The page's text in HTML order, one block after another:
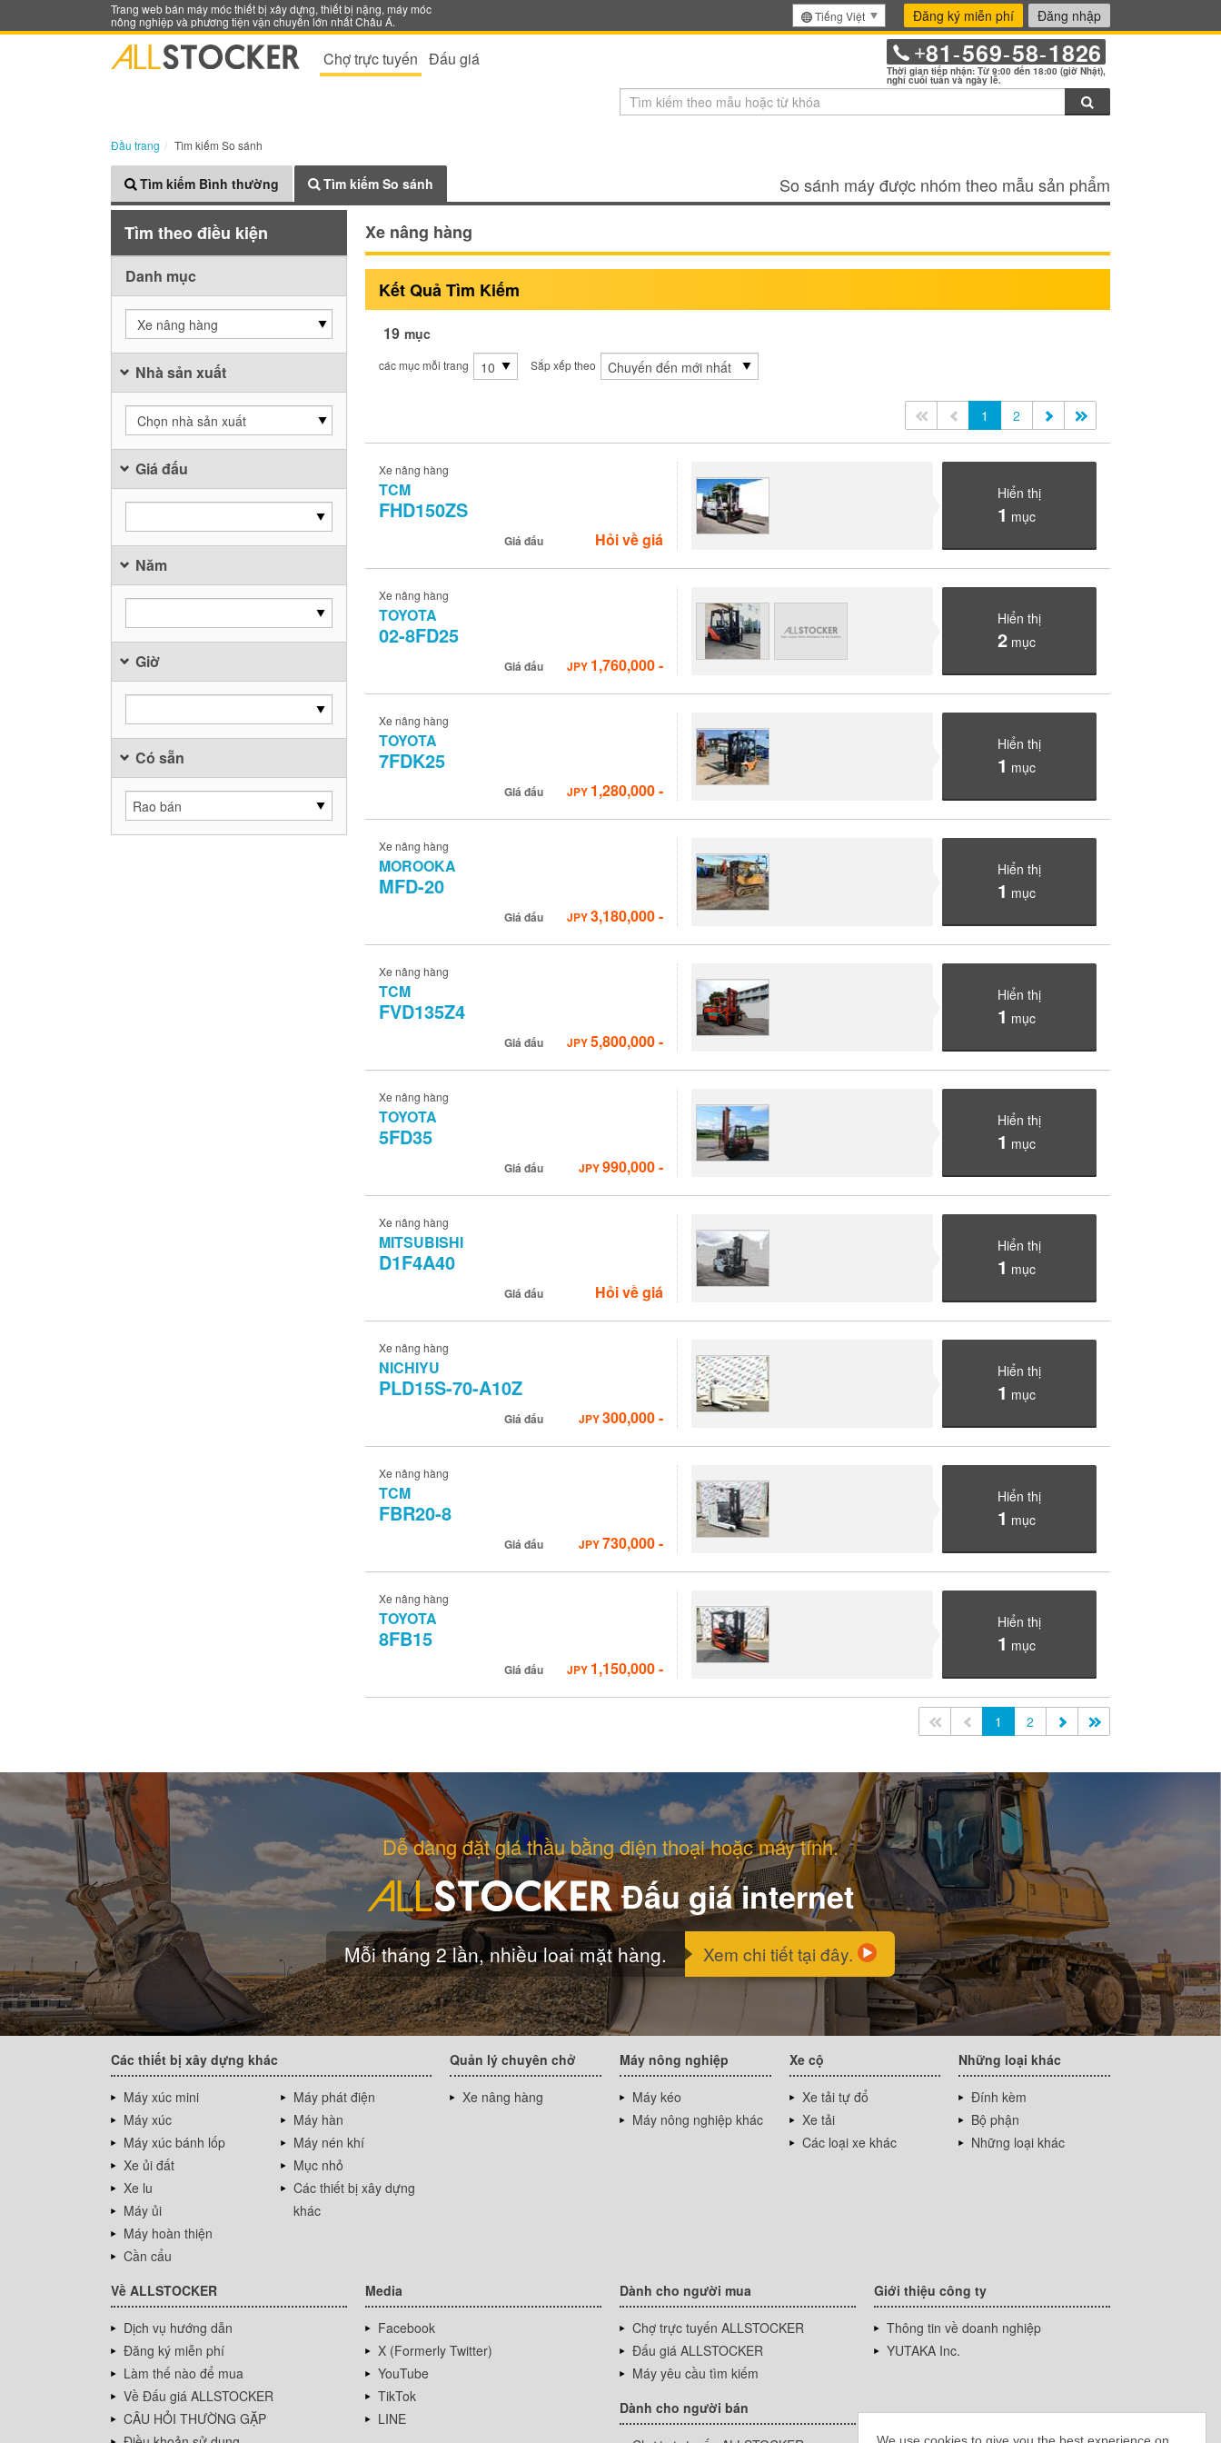
We use cookies to give you the best experience on
Trang web bán máy móc thiết bị xây dựng, thiết bị nặng, máy móc
nông nghiệp và phương tiện vận chuyển lớn nhất Châu Á.
Tiếng Việt Đăng ký miễn phí Đăng nhập
Chợ trực tuyến Đấu giá +81 -569-58-1826
Thời gian tiếp nhận: Từ 9:00 đến 18:00 (giờ Nhật),
nghỉ cuối tuần và ngày lễ.
Đầu trang Tìm kiếm So sánh
Tìm kiếm Bình thường Tìm kiếm So sánh So sánh máy được nhóm theo mẫu sản phẩm
Tìm theo điều kiện
Danh mục
Xe nâng hàng
Nhà sản xuất
Chọn nhà sản xuất
Giá đấu
Năm
Giờ
Có sẵn
Xe nâng hàng
Kết Quả Tìm Kiếm
19 mục
các mục mỗi trang Sắp xếp theo
<< 1 2
Xe nâng hàng
TCM
FHD150ZS
Giá đấu Hỏi về giá
Hiển thị
1 mục
Xe nâng hàng
TOYOTA
02-8FD25
Giá đấu JPY 1,760,000-
Hiển thị
2 mục
Xe nâng hàng
TOYOTA
7FDK25
Giá đấu JPY 1,280,000-
Hiển thị
1 mục
Xe nâng hàng
MOROOKA
MFD-20
Giá đấu JPY3,180,000-
Hiển thị
1 mục
Xe nâng hàng
TCM
FVD135Z4
Giá đấu JPY5,800,000-
Hiển thị
1 mục
Xe nâng hàng
TOYOTA
5FD35
Giá đấu JPY990,000-
Hiển thị
1 mục
Xe nâng hàng
MITSUBISHI
D1F4A40
Giá đấu Hỏi về giá
Hiển thị
1 mục
Xe nâng hàng
NICHIYU
PLD15S-70-A10Z
Giá đấu JPY300,000-
Hiển thị
1 mục
Xe nâng hàng
TCM
FBR20-8
Giá đấu JPY730,000-
Hiển thị
1 mục
Xe nâng hàng
TOYOTA
8FB15
Giá đấu JPY 1,150,000-
Hiển thị
1 mục
<< 1 2
Dễ dàng đặt giá thầu bằng điện thoại hoặc máy tính.
Đấu giá internet
Mỗi tháng 2 lần, nhiều loai mặt hàng. Xem chi tiết tại đây.
Các thiết bị xây dựng khác
Máy xúc mini
Máy xúc
Máy xúc bánh lốp
Xe ủi đất
Xe lu
Máy ủi
Máy hoàn thiện
Cần cẩu
Máy phát điện
Máy hàn
Máy nén khí
Mục nhỏ
Các thiết bị xây dựng
khác
Quản lý chuyên chở
Xe nâng hàng
Máy nông nghiệp
Máy kéo
Máy nông nghiệp khác
Xe cộ
Xe tải tự đổ
Xe tải
Các loại xe khác
Những loại khác
Đính kèm
Bộ phận
Những loại khác
Về ALLSTOCKER
Dịch vụ hướng dẫn
Đăng ký miễn phí
Làm thế nào để mua
Về Đấu giá ALLSTOCKER
CÂU HỎI THƯỜNG GẶP
Media
Facebook
X (Formerly Twitter)
YouTube
TikTok
LINE
Dành cho người mua
Chợ trực tuyến ALLSTOCKER
Đấu giá ALLSTOCKER
Máy yêu cầu tìm kiếm
Dành cho người bán
Giới thiệu công ty
Thông tin về doanh nghiệp
YUTAKA Inc.